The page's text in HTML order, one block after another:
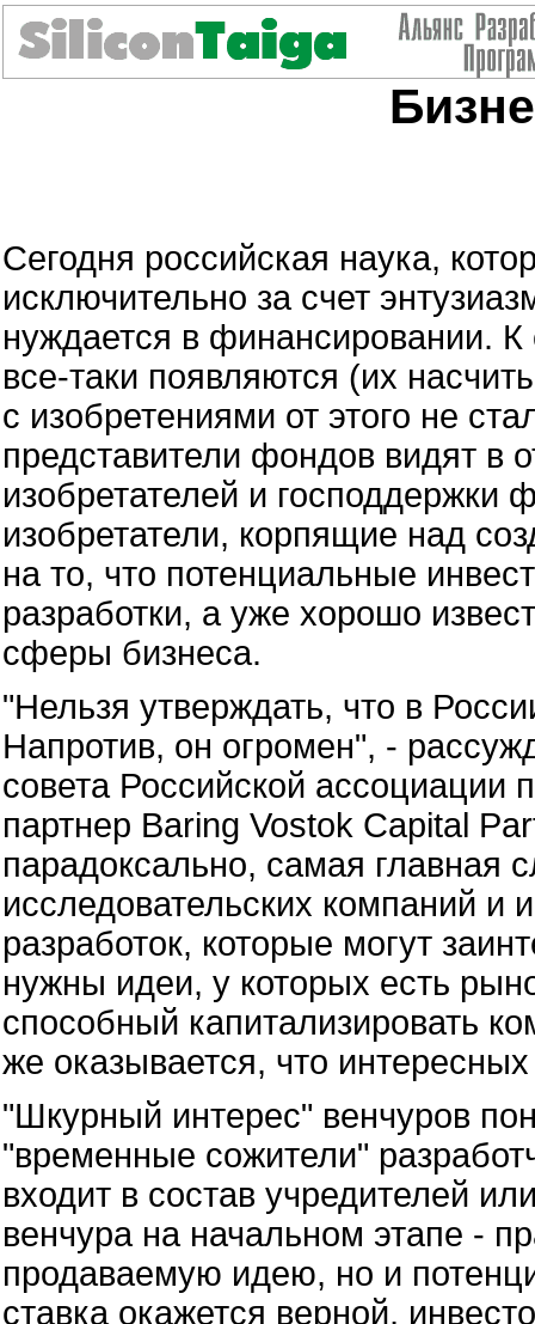
Сегодня российская наука,
исключительно за счет
нуждается в финансировании.
все-таки появляются (их
с изобретениями от этого не
представители фондов видят в
изобретателей и
изобретатели, корпящие над
на то, что потенциальные
разработки, а уже хорошо
сферы бизнеса.
"Нельзя утверждать, что в
Напротив, он огромен", -
совета Российской ассоциации
партнер Baring Vostok Capital
парадоксально, самая главная
исследовательских компаний и
разработок, которые могут
нужны идеи, у которых есть
способный капитализировать
же оказывается, что
"Шкурный интерес" венчуров
"временные сожители"
входит в состав учредителей
венчура на начальном этапе -
продаваемую идею, но и
ставка окажется верной,